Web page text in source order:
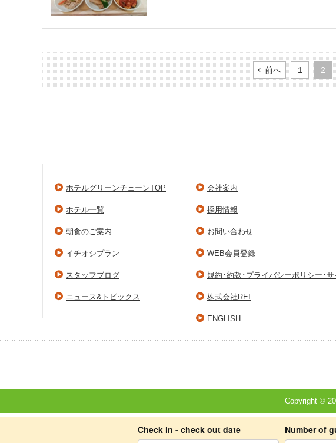
Check in - check out date Number of
前へ 1 2
ホテルグリーンチェーンTOP
ホテル一覧
朝食のご案内
イチオシプラン
スタッフブログ
ニュース&トピックス
会社案内
採用情報
お問い合わせ
WEB会員登録
規約･約款･プライバシーポリシー･
株式会社REI
ENGLISH
Copyright ©